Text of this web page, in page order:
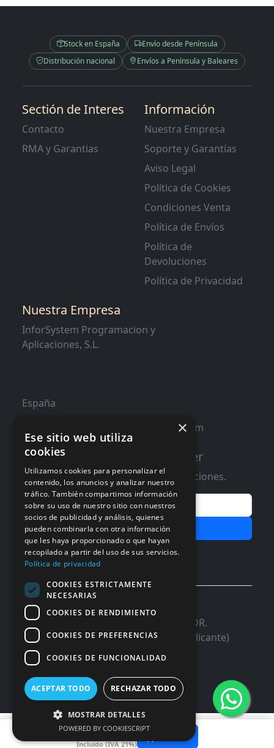
2,50 €
Incluido (IVA 21%)
Stock en España
Envío desde Península
Distribución nacional
Envíos a Península y Baleares
Sectión de Interes
Contacto
RMA y Garantias
Información
Nuestra Empresa
Soporte y Garantías
Aviso Legal
Política de Cookies
Condiciones Venta
Política de Envíos
Política de
Devoluciones
Política de Privacidad
Nuestra Empresa
InforSystem Programacion y
Aplicaciones, S.L.
España
contacto@distribucioninformatica.com
Suscribete a nuestro Newsletter
Te informaremos de ofertas y promociones.
Email
Subscribir
Aceptar Politica dePrivacidad
© 2026 InforSystem Programacion y
Aplicaciones, S.L. CIF: B54337985 | C/DR.
Marañon, 17 Local 5 | 03680 - ASPE (Alicante)
×
Ese sitio web utiliza
cookies
Utilizamos cookies para personalizar el
contenido, los anuncios y analizar nuestro
tráfico. También compartimos información
sobre su uso de nuestro sitio con nuestros
socios de publicidad y análisis, quienes
pueden combinarla con otra información
que les haya proporcionado o que hayan
recopilado a partir del uso de sus servicios.
Política de privacidad
COOKIES ESTRICTAMENTE
NECESARIAS
COOKIES DE RENDIMIENTO
COOKIES DE PREFERENCIAS
COOKIES DE FUNCIONALIDAD
ACEPTAR TODO RECHAZAR TODO
MOSTRAR DETALLES
POWERED BY COOKIESCRIPT